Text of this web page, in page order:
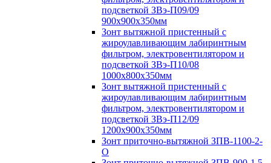
подсветкой ЗВэ-П09/09
900х900х350мм
Зонт вытяжной пристенный с
жироулавливающим лабиринтным
фильтром, электровентилятором и
подсветкой ЗВэ-П10/08
1000х800х350мм
Зонт вытяжной пристенный с
жироулавливающим лабиринтным
фильтром, электровентилятором и
подсветкой ЗВэ-П12/09
1200х900х350мм
Зонт приточно-вытяжной ЗПВ-1100-2-
О